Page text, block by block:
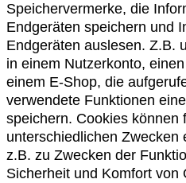
Speichervermerke, die
Endgeräten speichern und
Endgeräten auslesen. Z.B.
in einem Nutzerkonto,
einem E-Shop, die
verwendete Funktionen
speichern. Cookies können
unterschiedlichen Zwecken
z.B. zu Zwecken der
Sicherheit und Komfort von